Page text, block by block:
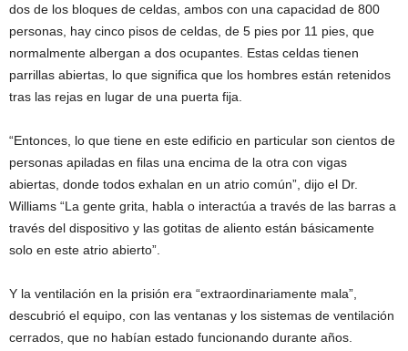
dos de los bloques de celdas, ambos con una capacidad de 800
personas, hay cinco pisos de celdas, de 5 pies por 11 pies, que
normalmente albergan a dos ocupantes. Estas celdas tienen
parrillas abiertas, lo que significa que los hombres están retenidos
tras las rejas en lugar de una puerta fija.
“Entonces, lo que tiene en este edificio en particular son cientos de
personas apiladas en filas una encima de la otra con vigas
abiertas, donde todos exhalan en un atrio común”, dijo el Dr.
Williams “La gente grita, habla o interactúa a través de las barras a
través del dispositivo y las gotitas de aliento están básicamente
solo en este atrio abierto”.
Y la ventilación en la prisión era “extraordinariamente mala”,
descubrió el equipo, con las ventanas y los sistemas de ventilación
cerrados, que no habían estado funcionando durante años.